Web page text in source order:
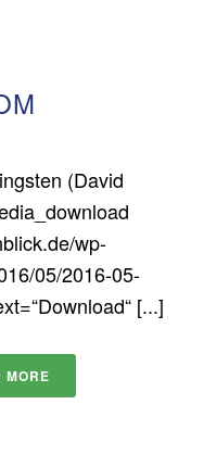
(David
wp-
05/2016-05-
[...]
MORE